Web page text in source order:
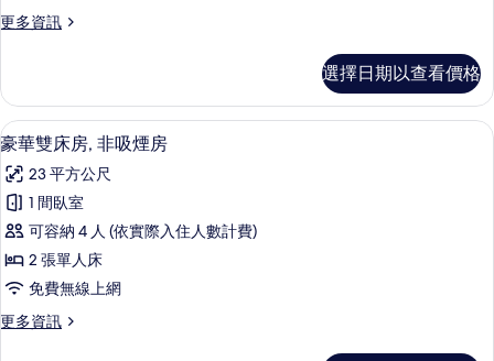
煙
(2
people)
的
所
有
相
片
更多資訊
更
房,
非
吸
房
(2
people)
的
詳
情
選擇日期以查看價格
顯
示
豪
華
雙
床
非
豪華雙床房, 非吸煙房 | 羽絨被、書桌
12
豪華雙床房, 非吸煙房
23 平方公尺
1 間臥室
可容納 4 人 (依實際入住人數計費)
2 張單人床
免費無線上網
更多資訊
更